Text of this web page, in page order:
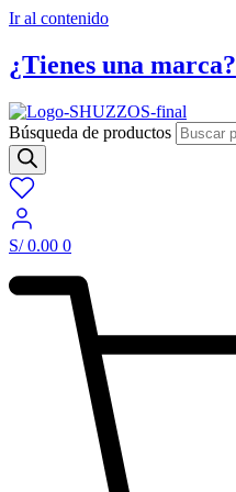
Ir al contenido
¿Tienes una marca?
Búsqueda de productos
S/0.00 0